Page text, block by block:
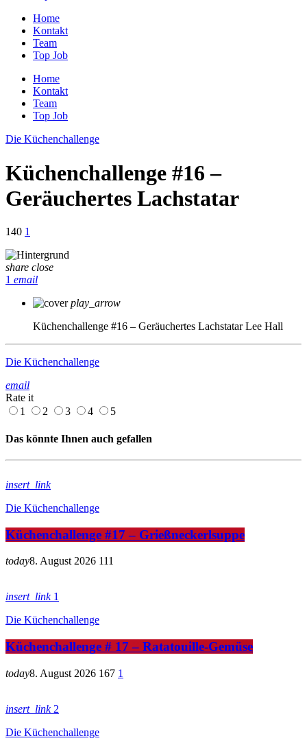
Home
Kontakt
Team
Top Job
Home
Kontakt
Team
Top Job
Die Küchenchallenge
Küchenchallenge #16 –
Geräuchertes Lachstatar
140 1
share close
1 email
play_arrow
Küchenchallenge #16 – Geräuchertes Lachstatar Lee Hall
Die Küchenchallenge
email
Rate it
1
2 3 4 5
Das könnte Ihnen auch gefallen
insert_link
Die Küchenchallenge
Küchenchallenge #17 – Grießneckerlsuppe
today8. August 2026 111
insert_link 1
Die Küchenchallenge
Küchenchallenge # 17 – Ratatouille-Gemüse
today8. August 2026 167 1
insert_link 2
Die Küchenchallenge